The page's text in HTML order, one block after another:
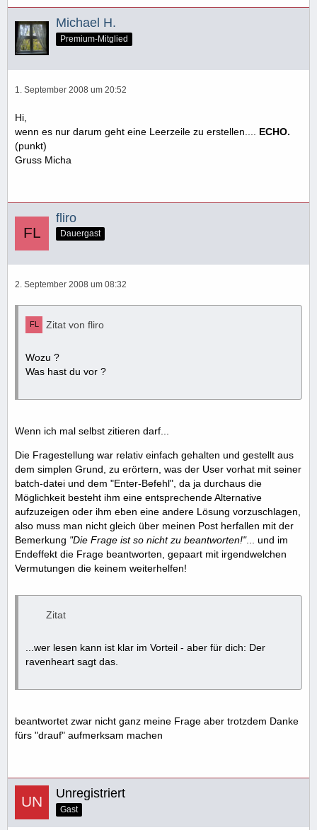
Michael H.
Premium-Mitglied
1. September 2008 um 20:52
Hi,
wenn es nur darum geht eine Leerzeile zu erstellen.... ECHO.
(punkt)
Gruss Micha
fliro
Dauergast
2. September 2008 um 08:32
Zitat von fliro
Wozu ?
Was hast du vor ?
Wenn ich mal selbst zitieren darf...
Die Fragestellung war relativ einfach gehalten und gestellt aus
dem simplen Grund, zu erörtern, was der User vorhat mit seiner
batch-datei und dem "Enter-Befehl", da ja durchaus die
Möglichkeit besteht ihm eine entsprechende Alternative
aufzuzeigen oder ihm eben eine andere Lösung vorzuschlagen,
also muss man nicht gleich über meinen Post herfallen mit der
Bemerkung "Die Frage ist so nicht zu beantworten!"... und im
Endeffekt die Frage beantworten, gepaart mit irgendwelchen
Vermutungen die keinem weiterhelfen!
Zitat
...wer lesen kann ist klar im Vorteil - aber für dich: Der
ravenheart sagt das.
beantwortet zwar nicht ganz meine Frage aber trotzdem Danke
fürs "drauf" aufmerksam machen
Unregistriert
Gast